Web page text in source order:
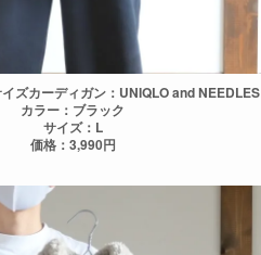
ズカーディガン：UNIQLO and NEEDLES
カラー：ブラック
サイズ：L
価格：3,990円